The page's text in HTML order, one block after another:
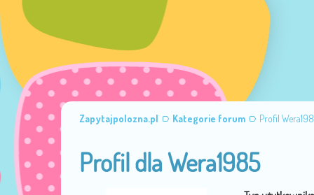
Zapytajpolozna.pl Kategorie forum Profil
Profil dla Wera1985